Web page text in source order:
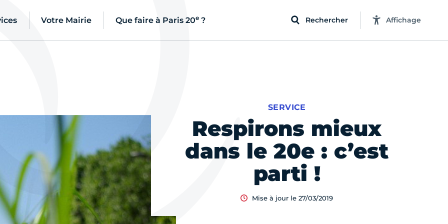
Votre Mairie Que faire à Paris 20e ? Rechercher Affichage
Respirons mieux
dans le 20e : c’est
parti !
SERVICE
Mise à jour le 27/03/2019